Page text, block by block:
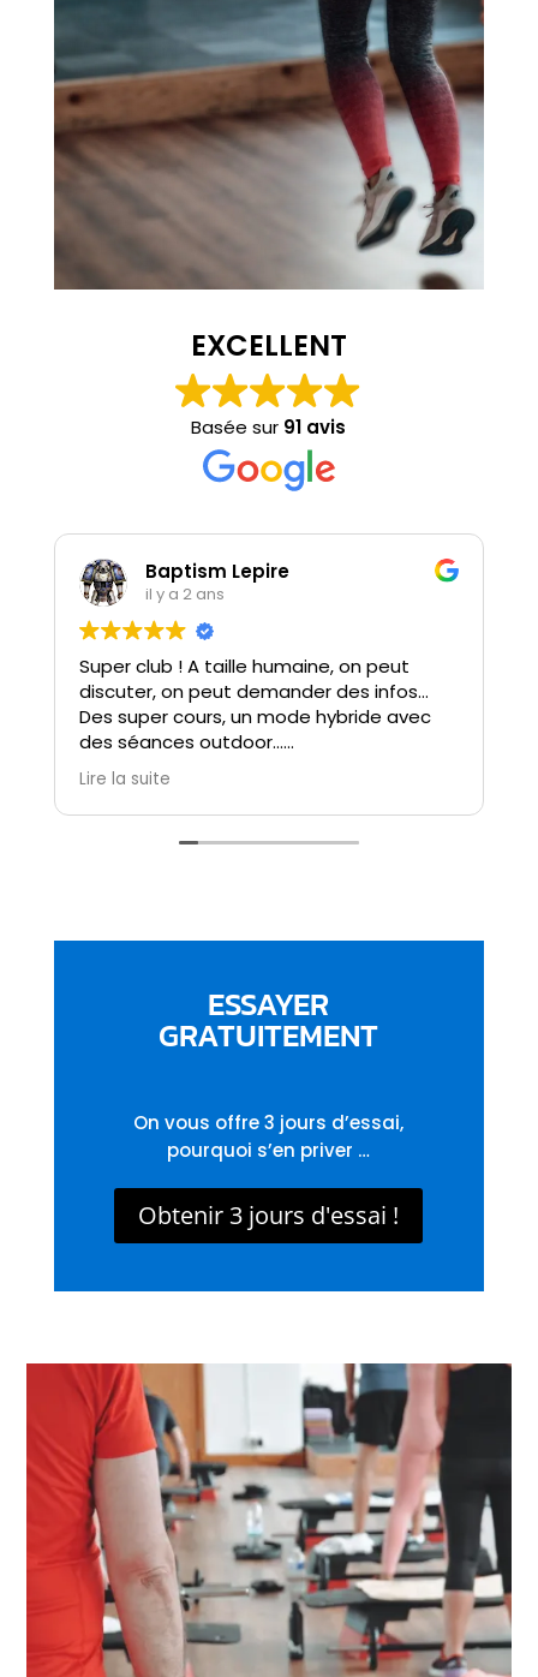
EXCELLENT
Basée sur 91 avis
Lilou Michel
il y a 2 ans
Une belle ambiance, une super salle de
sport et des coachs fun et à l’écoute !
:)
ESSAYER
GRATUITEMENT
On vous offre 3 jours d’essai,
pourquoi s’en priver …
Obtenir 3 jours d'essai !